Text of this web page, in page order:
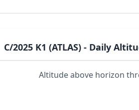
C/2025 K1 (ATLAS) - Daily
Altitude above horizon